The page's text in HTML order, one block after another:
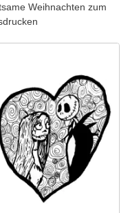
Weihnachten zum